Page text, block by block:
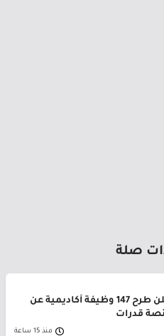
صلة
جامعة القصيم تعلن طرح 147 وظيفة أكاديمية عن
قدرات
منذ 15 ساعة